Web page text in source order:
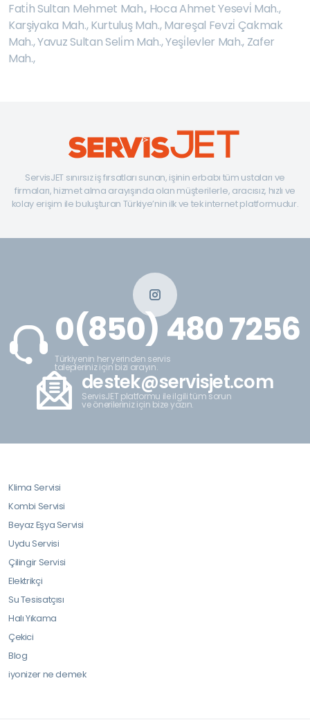
Fati̇h Sultan Mehmet Mah., Hoca Ahmet Yesevi̇ Mah.,
Karşiyaka Mah.,Kurtuluş Mah.,Mareşal Fevzi̇ Çakmak
Mah.,Yavuz Sultan Seli̇m Mah.,Yeşi̇levler Mah., Zafer
Mah.,
ServisJET sınırsız iş fırsatları sunan, işinin erbabı tüm ustaları ve
firmaları, hizmet alma arayışında olan müşterilerle, aracısız, hızlı ve
kolay erişim ile buluşturan Türkiye’nin ilk ve tek internet platformudur.
0(850) 480 7256
Türkiyenin her yerinden servis
talepleriniz için bizi arayın.
destek@servisjet.com
ServisJET platformu ile ilgili tüm sorun
ve önerileriniz için bize yazın.
Klima Servisi
Kombi Servisi
Beyaz Eşya Servisi
Uydu Servisi
Çilingir Servisi
Elektrikçi
Su Tesisatçısı
Halı Yıkama
Çekici
Blog
iyonizer ne demek